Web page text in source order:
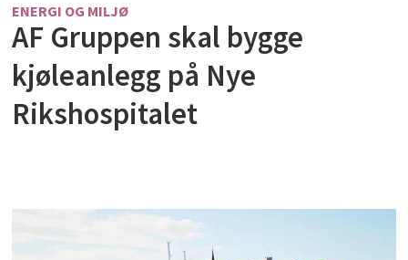
ENERGI OG MILJØ
AF Gruppen skal bygge
kjøleanlegg på Nye
Rikshospitalet